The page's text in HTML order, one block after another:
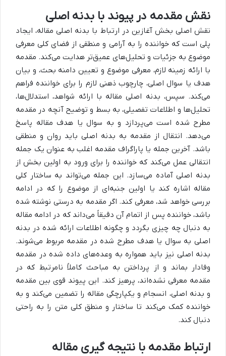
نقش مقدمه در پیوند با بدنه اصلی
نقش اصلی بخش آغازین در ارتباط با بدنه اصلی مقاله، ایجاد
پلی است که خواننده را به آرامی و منطقی از فضای کلی معرفی
موضوع به جزئیات و تحلیل‌های عمیق‌تر هدایت می‌کند. مقدمه
با ارائه زمینه لازم، معرفی موضوع و تعیین دامنه بحث، و بیان
هدف یا سوال اصلی، چارچوب ذهنی لازم را برای خواننده فراهم
می‌کند. سپس، بدنه اصلی مقاله با ارائه شواهد، استدلال‌ها،
تحلیل‌ها و اطلاعات تفصیلی، به بسط و توضیح آنچه در مقدمه
مطرح شده است می‌پردازد و به سوال یا هدف مقاله پاسخ
می‌دهد. انتقال از مقدمه به بدنه اصلی باید روان و منطقی
باشد. آخرین جمله یا پاراگراف مقدمه اغلب به عنوان یک جمله
انتقالی عمل می‌کند که خواننده را برای ورود به اولین بخش از
بدنه اصلی آماده می‌سازد. این جمله می‌تواند به ساختار کلی
مقاله اشاره کند یا اولین جنبه‌ای از موضوع را که در ادامه
بررسی خواهد شد، معرفی کند. اگر مقدمه به درستی نوشته شده
باشد، خواننده پس از اتمام آن دقیقاً می‌داند که در ادامه مقاله
به دنبال چه چیزی بگردد و چگونه اطلاعات ارائه شده در بدنه
اصلی به سوال یا هدف مطرح شده در مقدمه مربوط می‌شوند.
بدنه اصلی نیز باید همواره به وعده‌های داده شده در مقدمه
وفادار بماند و از پرداختن به مباحث کاملاً نامرتبط که در
مقدمه معرفی نشده‌اند، پرهیز کند. این پیوند قوی بین مقدمه
و بدنه اصلی، انسجام و یکپارچگی مقاله را تضمین می‌کند و به
خواننده کمک می‌کند تا ساختار و منطق کلی متن را به راحتی
دنبال کند.
ارتباط مقدمه با نتیجه گیری مقاله